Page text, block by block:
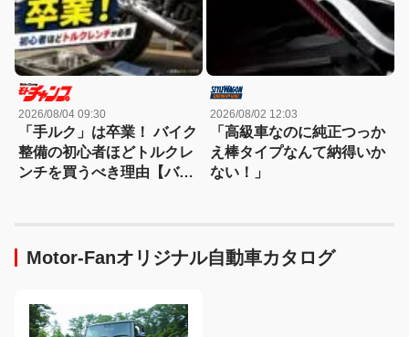
2026/08/04 09:30
「手ルク」は卒業！ バイク
整備の初心者ほどトルクレ
ンチを買うべき理由【バイ
2026/08/02 12:03
「高級車なのに純正つっか
え棒タイプなんて納得いか
ない！」
Motor-Fanオリジナル自動車カタログ